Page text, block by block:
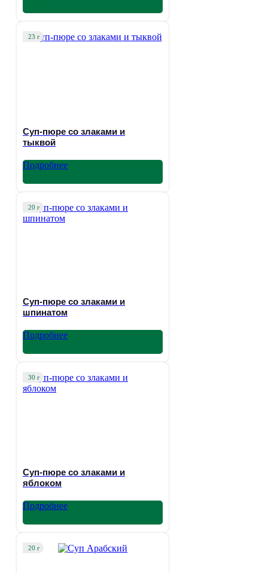
23 г
Суп-пюре со злаками и
тыквой
Подробнее
20 г
Суп-пюре со злаками и
шпинатом
Подробнее
30 г
Суп-пюре со злаками и
яблоком
Подробнее
20 г